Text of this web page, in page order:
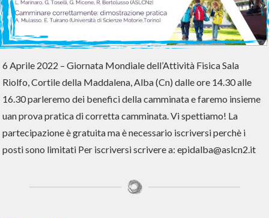
6 Aprile 2022 – Giornata Mondiale dell’Attività Fisica Sala
Riolfo, Cortile della Maddalena, Alba (Cn) dalle ore 14.30 alle
16.30 parleremo dei benefici della camminata e faremo insieme
uan prova pratica di corretta camminata. Vi spettiamo! La
partecipazione è gratuita ma è necessario iscriversi perchè i
posti sono limitati Per iscriversi scrivere a: epidalba@aslcn2.it